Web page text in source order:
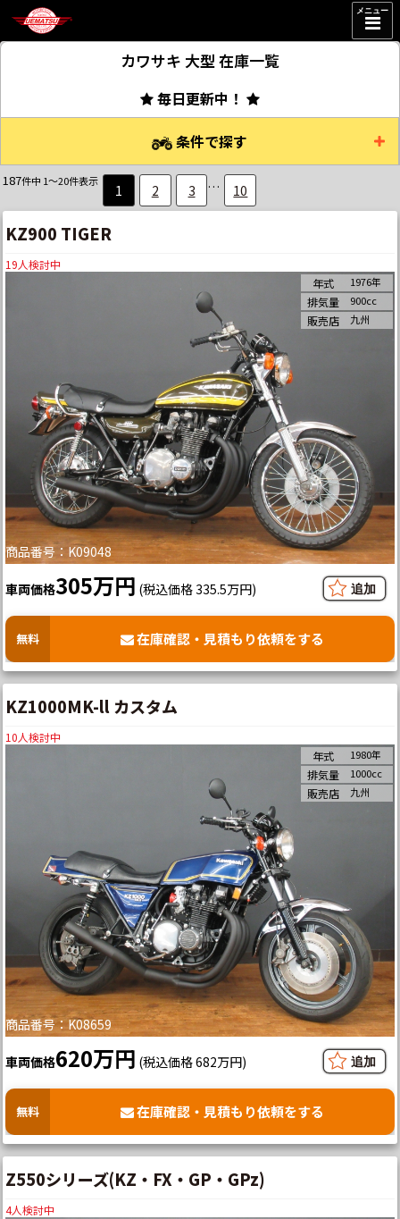
メニュー
カワサキ 大型在庫一覧
毎日更新中！
条件で探す
187件中 1～20件表示
1 2 3 … 10
KZ900 TIGER
19人検討中
商品番号：K09048
年式 1976年
排気量 900cc
販売店 九州
車両価格305万円 (税込価格 335.5万円)
無料 在庫確認・見積もり依頼をする
KZ1000MK-ll カスタム
10人検討中
商品番号：K08659
年式 1980年
排気量 1000cc
販売店 九州
車両価格620万円 (税込価格 682万円)
無料 在庫確認・見積もり依頼をする
Z550シリーズ(KZ・FX・GP・GPz)
4人検討中